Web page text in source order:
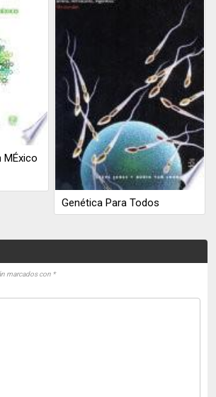
MÉxico
Genética Para Todos
marcados con *